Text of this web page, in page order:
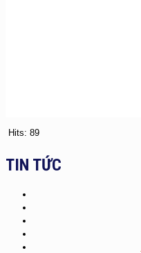
Hits: 89
TIN TỨC